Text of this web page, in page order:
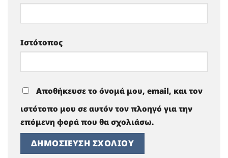
Ιστότοπος
Αποθήκευσε το όνομά μου, email, και τον
ιστότοπο μου σε αυτόν τον πλοηγό για την
επόμενη φορά που θα σχολιάσω.